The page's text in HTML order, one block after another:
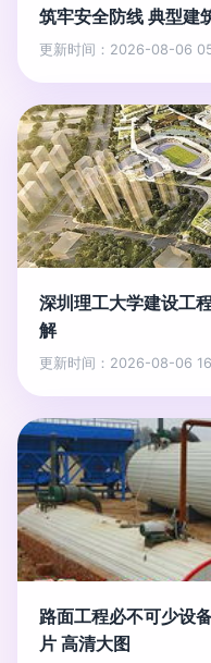
筑牢安全防线 典型建
更新时间：2026-08-06
深圳理工大学建设工
解
更新时间：2026-08-06
路面工程必不可少设
片 高清大图